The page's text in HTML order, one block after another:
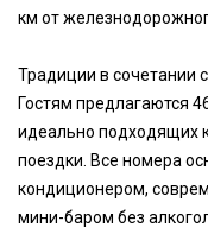
км от
Традиции в сочетании
Гостям предлагаются
идеально подходящих
поездки. Все номера
кондиционером,
мини-баром без